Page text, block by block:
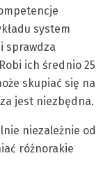
system
sprawdza
ich średnio 25
skupiać się na
jest niezbędna.
niezależnie od
różnorakie